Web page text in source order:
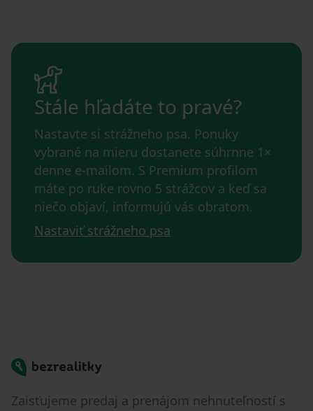
Stále hľadáte to pravé?
Nastavte si strážneho psa. Ponuky
vybrané na mieru dostanete súhrnne 1×
denne e-mailom. S Premium profilom
máte po ruke rovno 5 strážcov a keď sa
niečo objaví, informujú vás obratom.
Nastaviť strážneho psa
Bezrealitky
Zaisťujeme predaj a prenájom nehnuteľností s